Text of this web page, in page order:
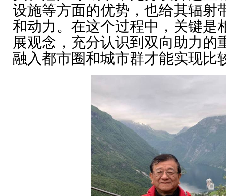
设施等方面的优势，也给其辐射
和动力。在这个过程中，关键是
展观念，充分认识到双向助力的
融入都市圈和城市群才能实现比